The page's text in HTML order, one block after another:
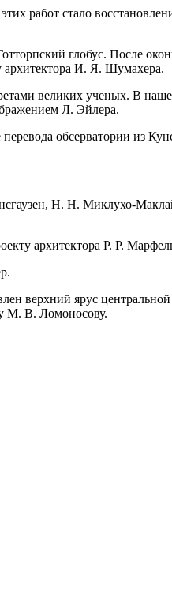
работ стало
глобус. После
архитектора И. Я. Шумахера.
великих ученых. В
Л. Эйлера.
обсерватории из
Н. Н. Миклухо-
архитектора Р. Р.
верхний ярус
М. В. Ломоносову.